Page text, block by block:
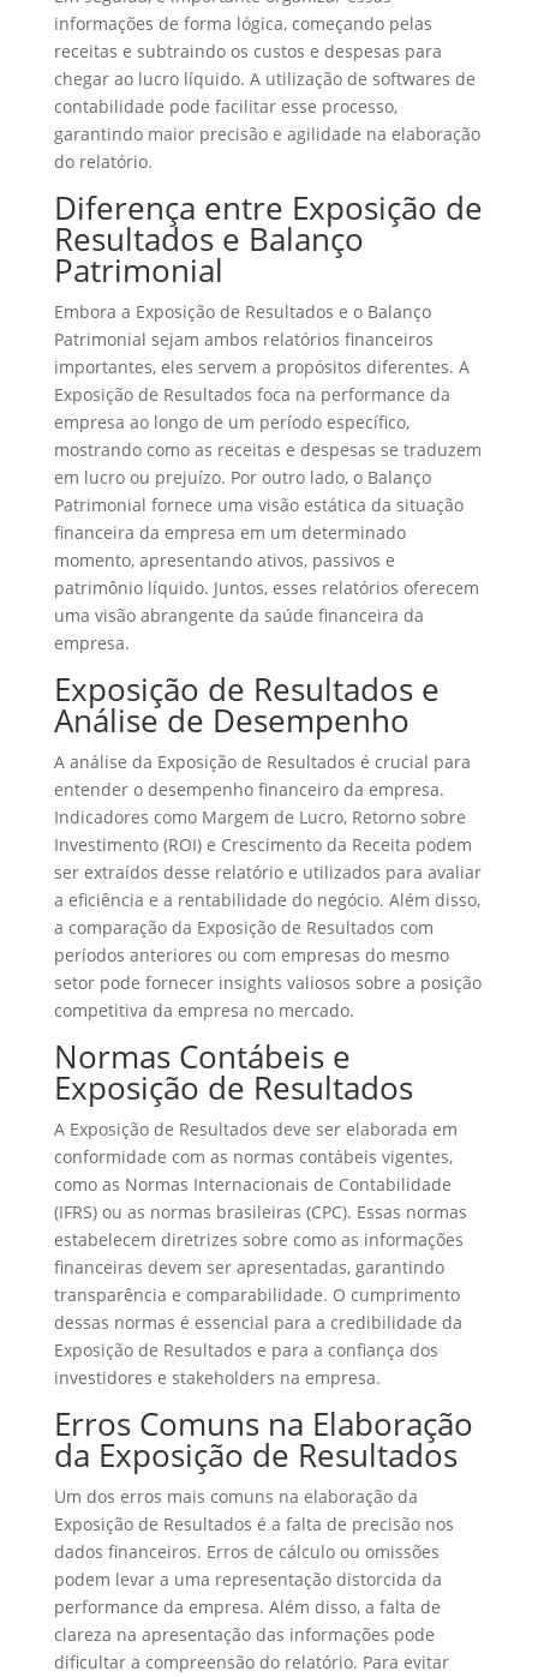
informações de forma lógica, começando pelas
receitas e subtraindo os custos e despesas para
chegar ao lucro líquido. A utilização de softwares de
contabilidade pode facilitar esse processo,
garantindo maior precisão e agilidade na elaboração
do relatório.
Diferença entre Exposição de
Resultados e Balanço
Patrimonial
Embora a Exposição de Resultados e o Balanço
Patrimonial sejam ambos relatórios financeiros
importantes, eles servem a propósitos diferentes. A
Exposição de Resultados foca na performance da
empresa ao longo de um período específico,
mostrando como as receitas e despesas se traduzem
em lucro ou prejuízo. Por outro lado, o Balanço
Patrimonial fornece uma visão estática da situação
financeira da empresa em um determinado
momento, apresentando ativos, passivos e
patrimônio líquido. Juntos, esses relatórios oferecem
uma visão abrangente da saúde financeira da
empresa.
Exposição de Resultados e
Análise de Desempenho
A análise da Exposição de Resultados é crucial para
entender o desempenho financeiro da empresa.
Indicadores como Margem de Lucro, Retorno sobre
Investimento (ROI) e Crescimento da Receita podem
ser extraídos desse relatório e utilizados para avaliar
a eficiência e a rentabilidade do negócio. Além disso,
a comparação da Exposição de Resultados com
períodos anteriores ou com empresas do mesmo
setor pode fornecer insights valiosos sobre a posição
competitiva da empresa no mercado.
Normas Contábeis e
Exposição de Resultados
A Exposição de Resultados deve ser elaborada em
conformidade com as normas contábeis vigentes,
como as Normas Internacionais de Contabilidade
(IFRS) ou as normas brasileiras (CPC). Essas normas
estabelecem diretrizes sobre como as informações
financeiras devem ser apresentadas, garantindo
transparência e comparabilidade. O cumprimento
dessas normas é essencial para a credibilidade da
Exposição de Resultados e para a confiança dos
investidores e stakeholders na empresa.
Erros Comuns na Elaboração
da Exposição de Resultados
Um dos erros mais comuns na elaboração da
Exposição de Resultados é a falta de precisão nos
dados financeiros. Erros de cálculo ou omissões
podem levar a uma representação distorcida da
performance da empresa. Além disso, a falta de
clareza na apresentação das informações pode
dificultar a compreensão do relatório. Para evitar